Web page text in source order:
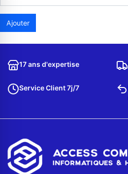
Envoyer un message
Ajouter
17 ans d'expertise
Service Client 7j/7